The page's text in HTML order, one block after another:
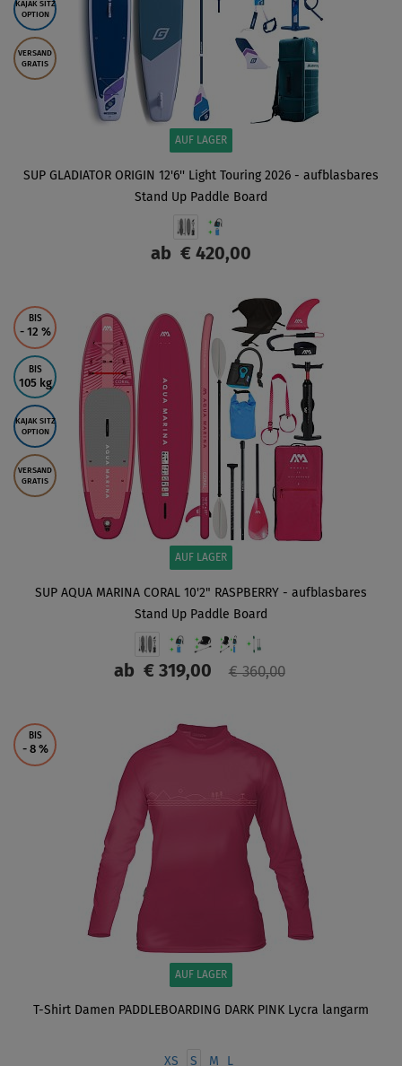
KAJAK SITZ
OPTION
VERSAND
GRATIS
AUF LAGER
SUP GLADIATOR ORIGIN 12'6'' Light Touring 2026 - aufblasbares
Stand Up Paddle Board
ab € 420,00
BIS
- 12 %
BIS
105 kg
KAJAK SITZ
OPTION
VERSAND
GRATIS
AUF LAGER
SUP AQUA MARINA CORAL 10'2" RASPBERRY - aufblasbares
Stand Up Paddle Board
ab€ 319,00 € 360,00
BIS
- 8 %
AUF LAGER
T-Shirt Damen PADDLEBOARDING DARK PINK Lycra langarm
XS S M L